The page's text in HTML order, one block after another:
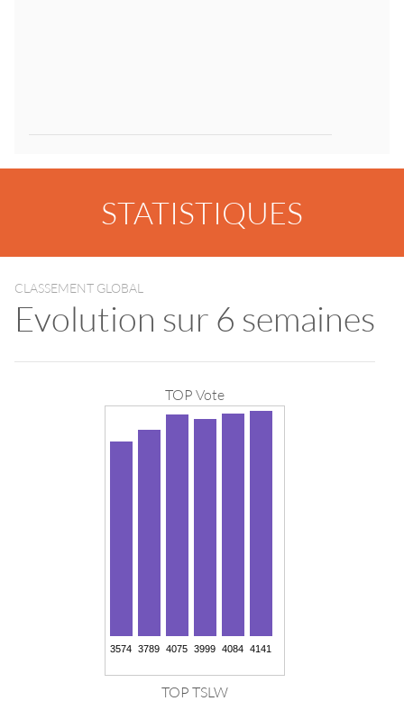
STATISTIQUES
CLASSEMENT GLOBAL
Evolution sur 6 semaines
TOP Vote
TOP TSLW